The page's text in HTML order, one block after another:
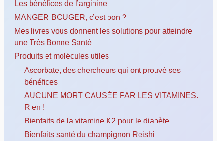
Les bénéfices de l’arginine
MANGER-BOUGER, c’est bon ?
Mes livres vous donnent les solutions pour atteindre
une Très Bonne Santé
Produits et molécules utiles
Ascorbate, des chercheurs qui ont prouvé ses
bénéfices
AUCUNE MORT CAUSÉE PAR LES VITAMINES.
Rien !
Bienfaits de la vitamine K2 pour le diabète
Bienfaits santé du champignon Reishi